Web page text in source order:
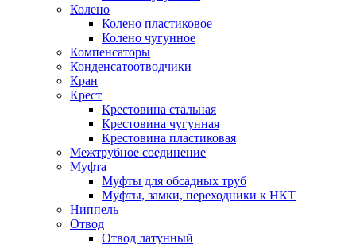
Колено
Колено пластиковое
Колено чугунное
Компенсаторы
Конденсатоотводчики
Кран
Крест
Крестовина стальная
Крестовина чугунная
Крестовина пластиковая
Межтрубное соединение
Муфта
Муфты для обсадных труб
Муфты, замки, переходники к НКТ
Ниппель
Отвод
Отвод латунный